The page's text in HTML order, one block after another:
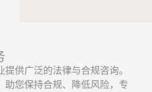
供广泛的法律与合规咨询。
助您保持合规、降低风险，专